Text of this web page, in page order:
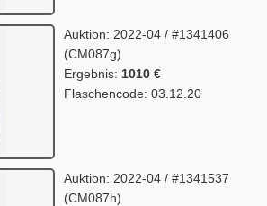
Auktion: 2022-04 / #1341406
(CM087g)
Ergebnis: 1010 €
Flaschencode: 03.12.20
Auktion: 2022-04 / #1341537
(CM087h)